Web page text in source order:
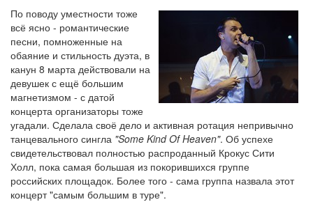
По поводу уместности тоже
всё ясно - романтические
песни, помноженные на
обаяние и стильность дуэта, в
канун 8 марта действовали на
девушек с ещё большим
магнетизмом - с датой
концерта организаторы тоже
угадали. Сделала своё дело и активная ротация непривычно
танцевального сингла "Some Kind Of Heaven". Об успехе
свидетельствовал полностью распроданный Крокус Сити
Холл, пока самая большая из покорившихся группе
российских площадок. Более того - сама группа назвала этот
концерт "самым большим в туре".